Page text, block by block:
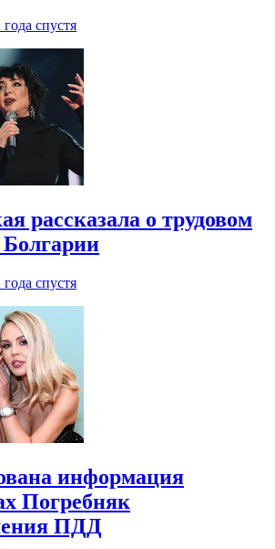
года спустя
рассказала о трудовом
года спустя
информация
Погребняк
ПДД